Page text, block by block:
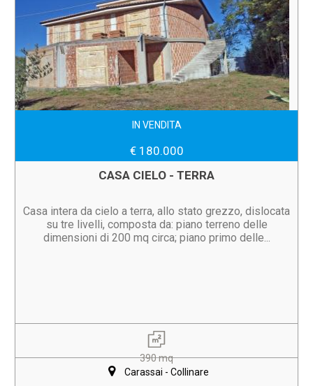
IN VENDITA
€ 180.000
CASA CIELO - TERRA
Casa intera da cielo a terra, allo stato grezzo, dislocata
su tre livelli, composta da: piano terreno delle
dimensioni di 200 mq circa; piano primo delle...
390 mq
Carassai - Collinare